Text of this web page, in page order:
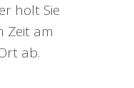
holt Sie
Zeit am
ab.